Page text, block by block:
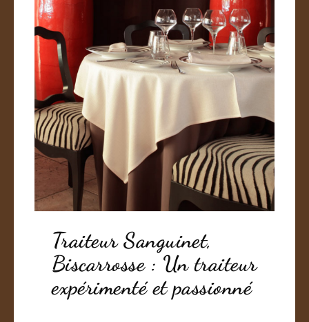
Traiteur Sanguinet,
Biscarrosse : Un traiteur
expérimenté et passionné